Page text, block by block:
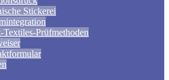
Stickerei
Textiles-Prüfmethoden